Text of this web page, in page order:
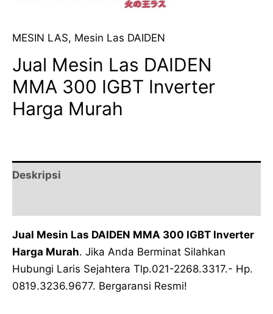
MESIN LAS, Mesin Las DAIDEN
Jual Mesin Las DAIDEN
MMA 300 IGBT Inverter
Harga Murah
Deskripsi
Jual Mesin Las DAIDEN MMA 300 IGBT Inverter
Harga Murah. Jika Anda Berminat Silahkan
Hubungi Laris Sejahtera Tlp.021-2268.3317.- Hp.
0819.3236.9677. Bergaransi Resmi!